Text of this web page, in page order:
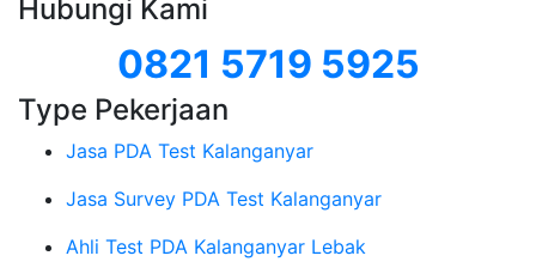
Hubungi Kami
0821 5719 5925
Type Pekerjaan
Jasa PDA Test Kalanganyar
Jasa Survey PDA Test Kalanganyar
Ahli Test PDA Kalanganyar Lebak